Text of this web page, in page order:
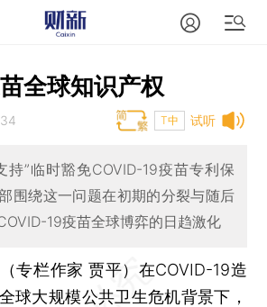
全球知识产权
试听
T中
持”临时豁免COVID-19疫苗专利保
围绕这一问题在初期的分裂与随后
19疫苗全球博弈的日趋激化
专栏作家 贾平） 在COVID-19造
球大规模公共卫生危机背景下，